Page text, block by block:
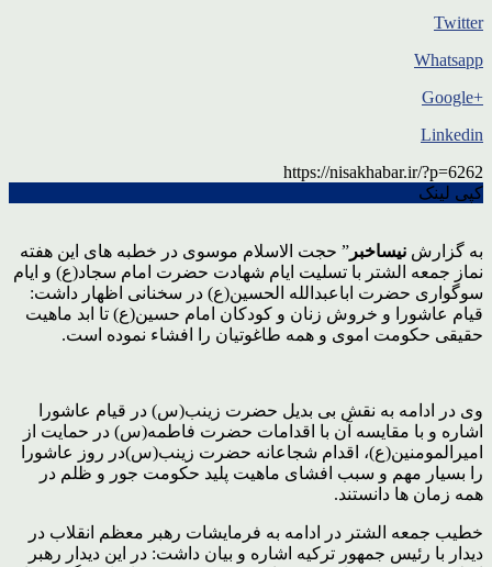
Twitter
Whatsapp
+Google
Linkedin
https://nisakhabar.ir/?p=6262
کپی لینک
به گزارش نیساخبر ” حجت الاسلام موسوی در خطبه های این هفته
نماز جمعه الشتر با تسلیت ایام شهادت حضرت امام سجاد(ع) و ایام
سوگواری حضرت اباعبدالله الحسین(ع) در سخنانی اظهار داشت:
قیام عاشورا و خروش زنان و کودکان امام حسین(ع) تا ابد ماهیت
حقیقی حکومت اموی و همه طاغوتیان را افشاء نموده است.
وی در ادامه به نقش بی بدیل حضرت زینب(س) در قیام عاشورا
اشاره و با مقایسه آن با اقدامات حضرت فاطمه(س) در حمایت از
امیرالمومنین(ع)، اقدام شجاعانه حضرت زینب(س)در روز عاشورا
را بسیار مهم و سبب افشای ماهیت پلید حکومت جور و ظلم در
همه زمان ها دانستند.
خطیب جمعه الشتر در ادامه به فرمایشات رهبر معظم انقلاب در
دیدار با رئیس جمهور ترکیه اشاره و بیان داشت: در این دیدار رهبر